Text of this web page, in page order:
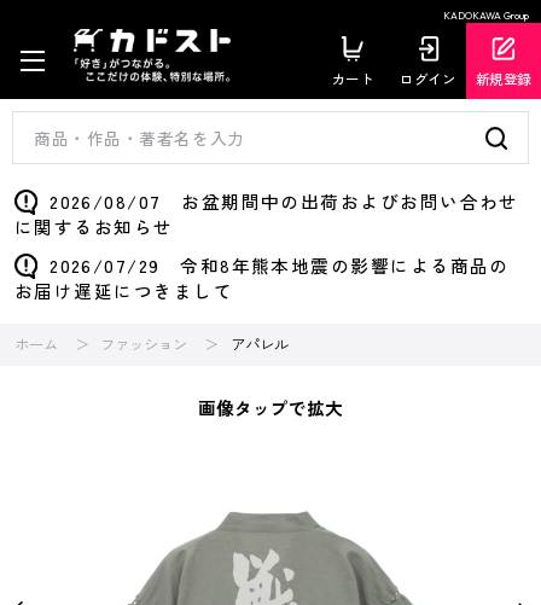
KADOKAWA Group
カート ログイン 新規登録
2026/08/07 お盆期間中の出荷およびお問い合わせ
に関するお知らせ
2026/07/29 令和8年熊本地震の影響による商品の
お届け遅延につきまして
ホーム ファッション アパレル
画像タップで拡大